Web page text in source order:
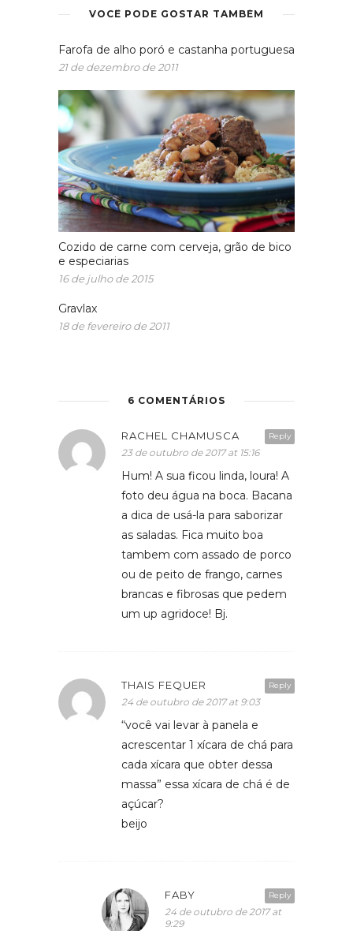
VOCÊ PODE GOSTAR TAMBÉM
Farofa de alho poró e castanha portuguesa
21 de dezembro de 2011
Cozido de carne com cerveja, grão de bico
e especiarias
16 de julho de 2015
Gravlax
18 de fevereiro de 2011
6 COMENTÁRIOS
Reply
RACHEL CHAMUSCA
23 de outubro de 2017 at 15:16
Hum! A sua ficou linda, loura! A
foto deu água na boca. Bacana
a dica de usá-la para saborizar
as saladas. Fica muito boa
tambem com assado de porco
ou de peito de frango, carnes
brancas e fibrosas que pedem
um up agridoce! Bj.
Reply
THAIS FEQUER
24 de outubro de 2017 at 9:03
“você vai levar à panela e
acrescentar 1 xícara de chá para
cada xícara que obter dessa
massa” essa xícara de chá é de
açúcar?
beijo
Reply
FABY
24 de outubro de 2017 at
9:29